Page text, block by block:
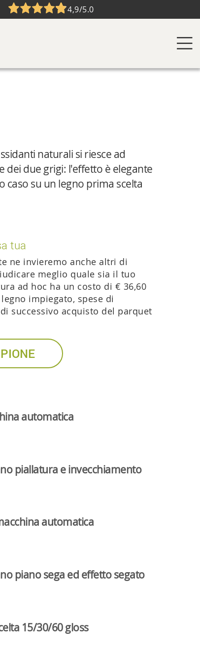
4,9/5.0
naturali si riesce ad
dei due grigi: l'effetto è elegante
caso su un legno prima scelta
tua
ne invieremo anche altri di
meglio quale sia il tuo
ad hoc ha un costo di € 36,60
impiegato, spese di
successivo acquisto del parquet
automatica
piallatura e invecchiamento
automatica
piano sega ed effetto segato
15/30/60 gloss